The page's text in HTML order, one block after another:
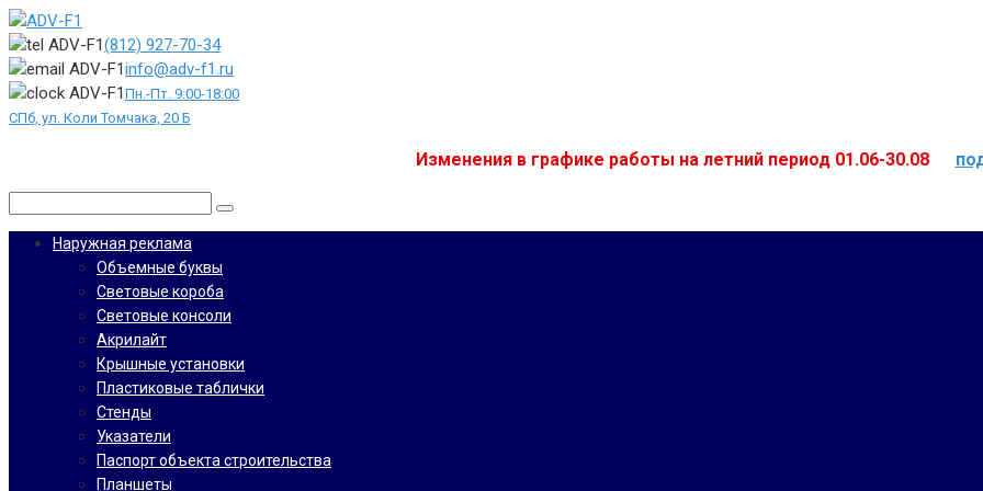
Перейти
к
контенту
(812) 927-70-34
info@adv-f1.ru
Пн.-Пт. 9:00-18:00
СПб, ул. Коли Томчака, 20 Б
Изменения в графике работы на летний период 01.06-30.08
Наружная реклама
Объемные буквы
Световые короба
Световые консоли
Акрилайт
Крышные установки
Пластиковые таблички
Стенды
Указатели
Паспорт объекта строительства
Планшеты